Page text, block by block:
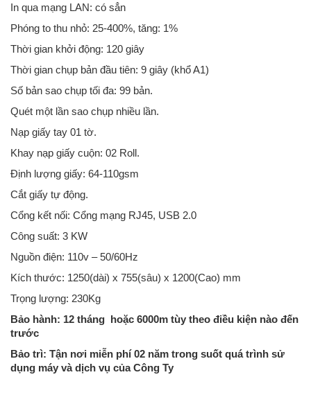
In qua mạng LAN: có sẳn
Phóng to thu nhỏ: 25-400%, tăng: 1%
Thời gian khởi động: 120 giây
Thời gian chụp bản đầu tiên: 9 giây (khổ A1)
Số bản sao chụp tối đa: 99 bản.
Quét một lần sao chụp nhiều lần.
Nạp giấy tay 01 tờ.
Khay nạp giấy cuộn: 02 Roll.
Định lượng giấy: 64-110gsm
Cắt giấy tự động.
Cổng kết nối: Cổng mạng RJ45, USB 2.0
Công suất: 3 KW
Nguồn điện: 110v – 50/60Hz
Kích thước: 1250(dài) x 755(sâu) x 1200(Cao) mm
Trọng lượng: 230Kg
Bảo hành: 12 tháng hoặc 6000m tùy theo điều kiện nào đến
trước
Bảo trì: Tận nơi miễn phí 02 năm trong suốt quá trình sử
dụng máy và dịch vụ của Công Ty
Máy photo khổ A0 Ricoh Aficio MP W2401 thân thiện và linh hoạt,
phạm vi của chúng ta photo tài liệu định dạng rộng và máy in khổ lớn
các giải pháp in ấn chuyên nghiệp cho nhiều mục đích sử dụng.Chức